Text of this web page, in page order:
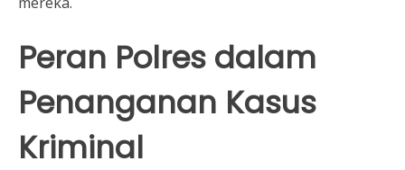
Peran Polres dalam
Penanganan Kasus
Kriminal